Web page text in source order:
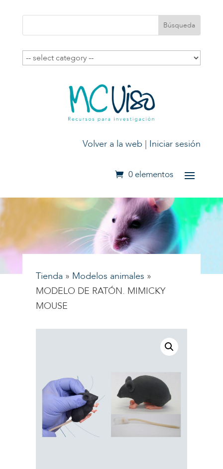
Volver a la web | Iniciar sesión
0 elementos
Tienda » Modelos animales »
MODELO DE RATÓN. MIMICKY
MOUSE